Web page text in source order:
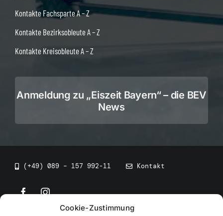
Cookie-Zustimmung
Kontakte Fachsparte A – Z
Kontakte Bezirksobleute A – Z
Kontakte Kreisobleute A – Z
Anmeldung zu „Eiszeit Bayern“ – die BEV
News
(+49) 089 – 157 992-11 Kontakt